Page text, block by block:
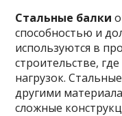
Стальные балки
способностью и
используются в
строительстве,
нагрузок.
другими
сложные